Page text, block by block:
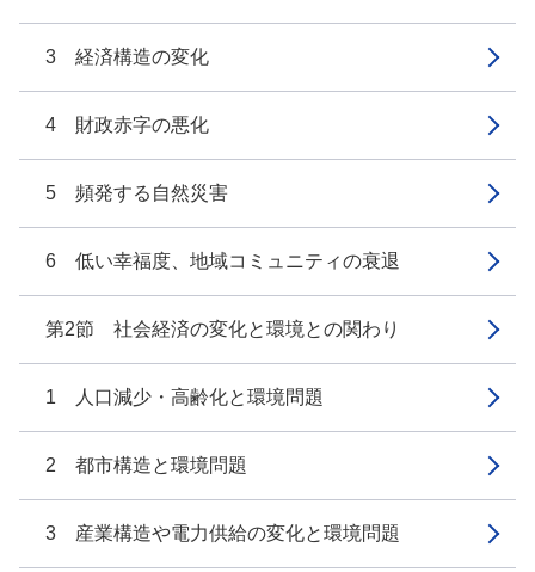
3 経済構造の変化
4 財政赤字の悪化
5 頻発する自然災害
6 低い幸福度、地域コミュニティの衰退
第2節 社会経済の変化と環境との関わり
1 人口減少・高齢化と環境問題
2 都市構造と環境問題
3 産業構造や電力供給の変化と環境問題